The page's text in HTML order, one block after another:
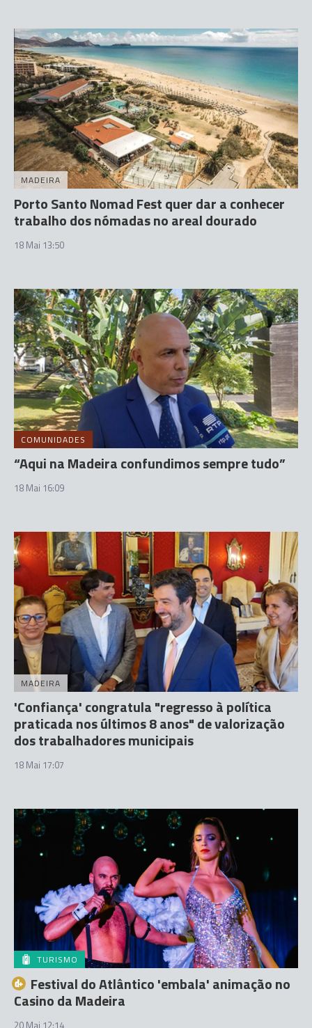
MADEIRA
Porto Santo Nomad Fest quer dar a conhecer
trabalho dos nómadas no areal dourado
18 Mai 13:50
COMUNIDADES
“Aqui na Madeira confundimos sempre tudo”
18 Mai 16:09
MADEIRA
'Confiança' congratula "regresso à política
praticada nos últimos 8 anos" de valorização
dos trabalhadores municipais
18 Mai 17:07
TURISMO
Festival do Atlântico 'embala' animação no
Casino da Madeira
20 Mai 12:14